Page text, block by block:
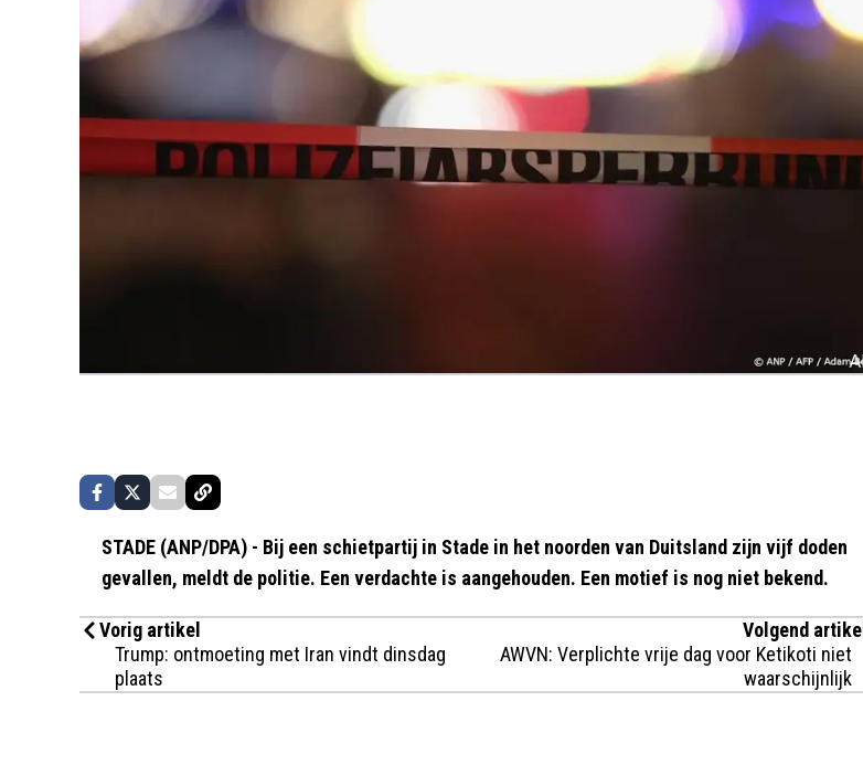
STADE (ANP/DPA) - Bij een schietpartij in Stade in het noorden van Duitsland zijn vijf doden
gevallen, meldt de politie. Een verdachte is aangehouden. Een motief is nog niet bekend.
Vorig artikel
Trump: ontmoeting met Iran vindt dinsdag
plaats
Volgend artikel
AWVN: Verplichte vrije dag voor Ketikoti niet
waarschijnlijk